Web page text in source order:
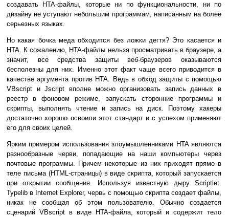
создавать HTA-файлы, которые ни по функциональности, ни по
дизайну не уступают небольшим программам, написанным на более
серьезных языках.
Но какая бочка меда обходится без ложки дегтя? Это касается и
HTA. К сожалению, HTA-файлы нельзя просматривать в браузере, а
значит, все средства защиты веб-браузеров оказываются
бесполезны для них. Именно этот факт чаще всего приводится в
качестве аргумента против HTA. Ведь в обход защиты с помощью
VBscript и Jscript вполне можно организовать запись данных в
реестр в фоновом режиме, запускать сторонние программы и
скрипты, выполнять чтение и запись на диск. Поэтому хакеры
достаточно хорошо освоили этот стандарт и с успехом применяют
его для своих целей.
Ярким примером использования злоумышленниками HTA являются
разнообразные черви, попадающие на наши компьютеры через
почтовые программы. Причем некоторые из них приходят прямо в
теле письма (HTML-страницы) в виде скрипта, который запускается
при открытии сообщения. Используя известную дыру Scriptlet.
Typelib в Internet Explorer, червь с помощью скрипта создает файлы,
никак не сообщая об этом пользователю. Обычно создается
сценарий VBscript в виде HTA-файла, который и содержит тело